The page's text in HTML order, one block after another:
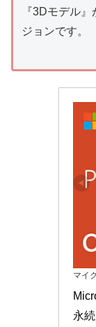
『3Dモデル
ジョンです。
マイ
永